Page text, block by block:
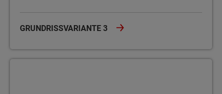
GRUNDRISSVARIANTE 3